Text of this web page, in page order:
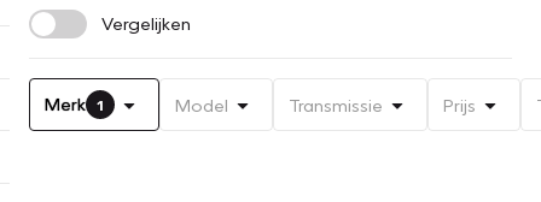
Vergelijken
Merk 1 Model Transmissie Prijs